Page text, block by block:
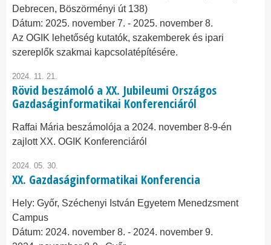
Debrecen, Böszörményi út 138)
Dátum: 2025. november 7. - 2025. november 8.
Az OGIK lehetőség kutatók, szakemberek és ipari
szereplők szakmai kapcsolatépítésére.
2024. 11. 21.
Rövid beszámoló a XX. Jubileumi Országos
Gazdaságinformatikai Konferenciáról
Raffai Mária beszámolója a 2024. november 8-9-én
zajlott XX. OGIK Konferenciáról
2024. 05. 30.
XX. Gazdaságinformatikai Konferencia
Hely: Győr, Széchenyi István Egyetem Menedzsment
Campus
Dátum: 2024. november 8. - 2024. november 9.